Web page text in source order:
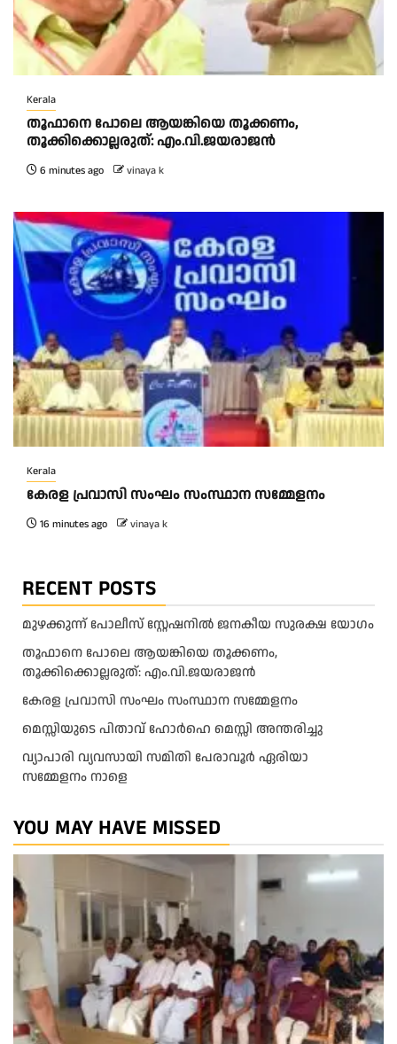
Kerala
തൂഫാനെ പോലെ ആയങ്കിയെ തൂക്കണം,
തൂക്കിക്കൊല്ലരുത്: എം.വി.ജയരാജന്‍
6 minutes ago vinaya k
Kerala
കേരള പ്രവാസി സംഘം സംസ്ഥാന സമ്മേളനം
16 minutes ago vinaya k
RECENT POSTS
മുഴക്കുന്ന് പോലീസ് സ്റ്റേഷനിൽ ജനകീയ സുരക്ഷ യോഗം
തൂഫാനെ പോലെ ആയങ്കിയെ തൂക്കണം,
തൂക്കിക്കൊല്ലരുത്: എം.വി.ജയരാജന്‍
കേരള പ്രവാസി സംഘം സംസ്ഥാന സമ്മേളനം
മെസ്സിയുടെ പിതാവ് ഹോർഹെ മെസ്സി അന്തരിച്ചു
വ്യാപാരി വ്യവസായി സമിതി പേരാവൂർ ഏരിയാ
സമ്മേളനം നാളെ
YOU MAY HAVE MISSED